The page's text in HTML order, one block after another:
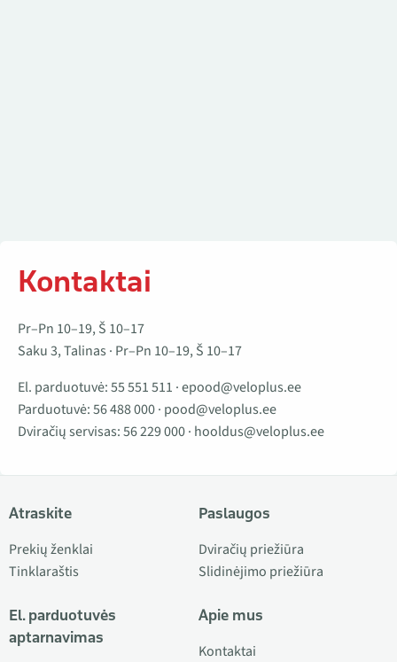
Kontaktai
Pr–Pn 10–19, Š 10–17
Saku 3, Talinas · Pr–Pn 10–19, Š 10–17
El. parduotuvė:55 551 511 ·epood@veloplus.ee
Parduotuvė:56 488 000· pood@veloplus.ee
Dviračių servisas:56 229 000· hooldus@veloplus.ee
Atraskite
Prekių ženklai
Tinklaraštis
El. parduotuvės
aptarnavimas
Paslaugos
Dviračių priežiūra
Slidinėjimo priežiūra
Apie mus
Kontaktai